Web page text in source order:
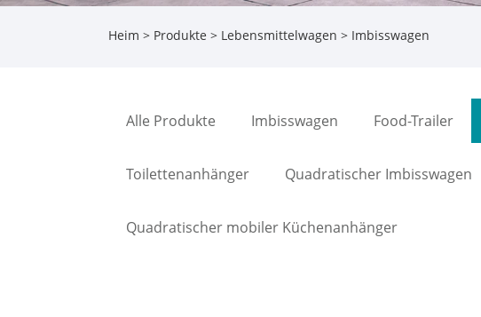
Heim > Produkte > Lebensmittelwagen > Imbisswagen
Alle Produkte Imbisswagen Food-Trailer
Toilettenanhänger Quadratischer Imbisswagen
Quadratischer mobiler Küchenanhänger